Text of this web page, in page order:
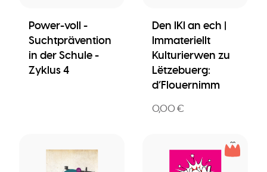
Power-voll -
Suchtprävention
in der Schule -
Zyklus 4
Den IKI an ech |
Immateriellt
Kulturierwen zu
Lëtzebuerg:
d’Flouernimm
0,00 €